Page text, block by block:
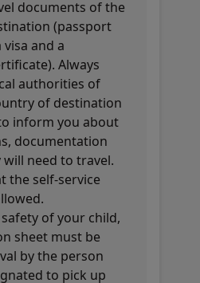
documents of the
(passport
and a
Always
authorities of
of destination
inform you about
documentation
will need to travel.
the self-service
of your child,
sheet must be
by the person
to pick up